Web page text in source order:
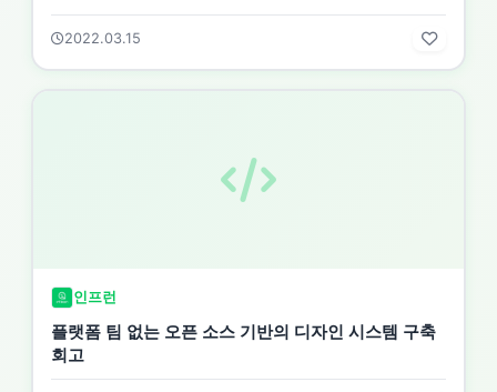
2022.03.15
인프런
플랫폼 팀 없는 오픈 소스 기반의 디자인 시스템 구축
회고